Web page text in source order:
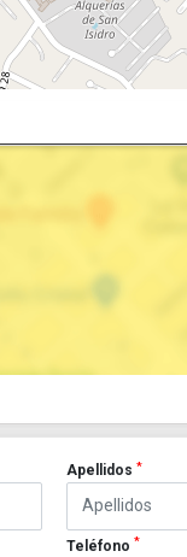
Apellidos *
Teléfono *